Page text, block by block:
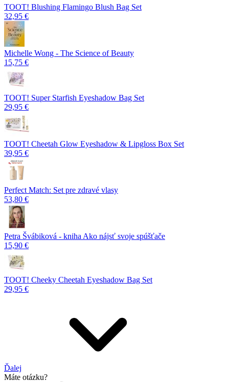
TOOT! Blushing Flamingo Blush Bag Set
32,95 €
Michelle Wong - The Science of Beauty
15,75 €
TOOT! Super Starfish Eyeshadow Bag Set
29,95 €
TOOT! Cheetah Glow Eyeshadow & Lipgloss Box Set
39,95 €
Perfect Match: Set pre zdravé vlasy
53,80 €
Petra Švábiková - kniha Ako nájsť svoje spúšťače
15,90 €
TOOT! Cheeky Cheetah Eyeshadow Bag Set
29,95 €
Ďalej
Máte otázku?